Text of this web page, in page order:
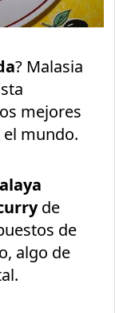
? Malasia
mejores
mundo.
de
de
algo de